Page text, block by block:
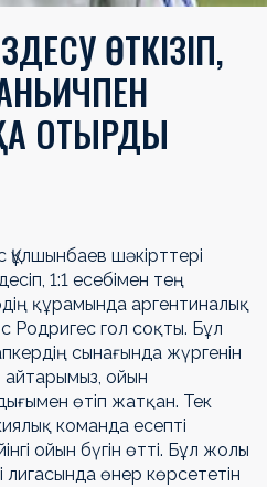
ӨТКІЗІП,
ОТЫРДЫ
шәкірттері
1:1 есебімен тең
құрамында аргентиналық
Родригес гол соқты. Бұл
сынағында жүргенін
айтарымыз, ойын
өтіп жатқан. Тек
команда есепті
ойын бүгін өтті. Бұл жолы
лигасында өнер көрсететін